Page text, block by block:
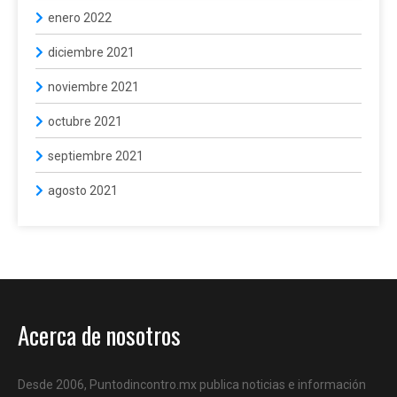
enero 2022
diciembre 2021
noviembre 2021
octubre 2021
septiembre 2021
agosto 2021
Acerca de nosotros
Desde 2006, Puntodincontro.mx publica noticias e información